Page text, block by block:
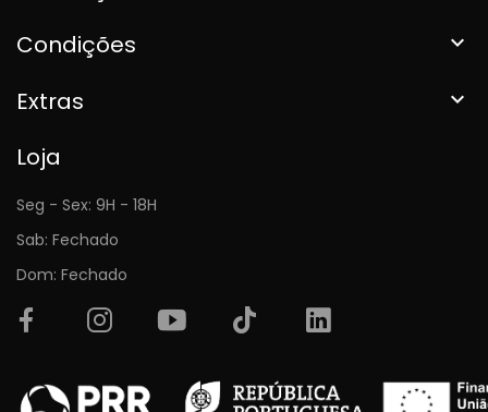
Condições 
Extras 
Loja
Seg - Sex: 9H - 18H
Sab: Fechado
Dom: Fechado